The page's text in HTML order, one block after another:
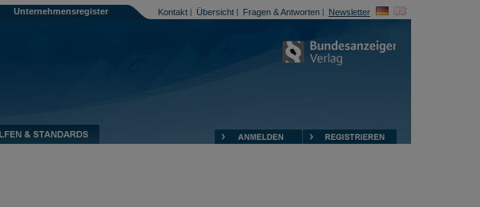
Kontakt Übersicht Fragen & Antworten Newsletter
Unternehmensregister